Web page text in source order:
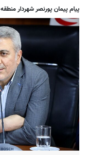
پیام پیمان پورنصر شهردار منطقه ۱۶ به مناسبت هفته دولت